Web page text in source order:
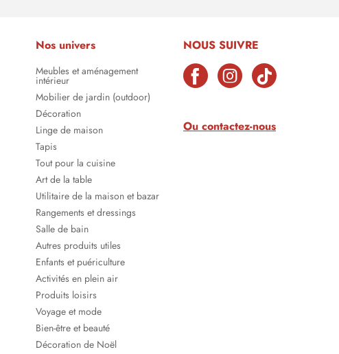
Nos univers
Meubles et aménagement
intérieur
Mobilier de jardin (outdoor)
Décoration
Linge de maison
Tapis
Tout pour la cuisine
Art de la table
Utilitaire de la maison et bazar
Rangements et dressings
Salle de bain
Autres produits utiles
Enfants et puériculture
Activités en plein air
Produits loisirs
Voyage et mode
Bien-être et beauté
Décoration de Noël
NOUS SUIVRE
Ou contactez-nous